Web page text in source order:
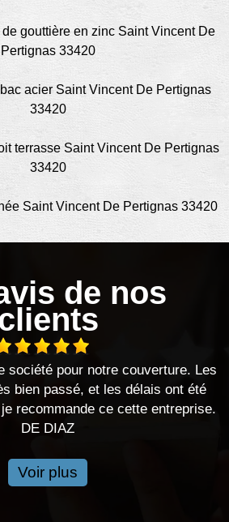
gouttière en zinc Saint Vincent De
Pertignas 33420
acier Saint Vincent De Pertignas
33420
terrasse Saint Vincent De Pertignas
33420
Saint Vincent De Pertignas 33420
de nos
suite à un problème De fuite Ils
délai, respecté, travail soigné . Je
cette entreprise.
DE MARTIN
Voir plus